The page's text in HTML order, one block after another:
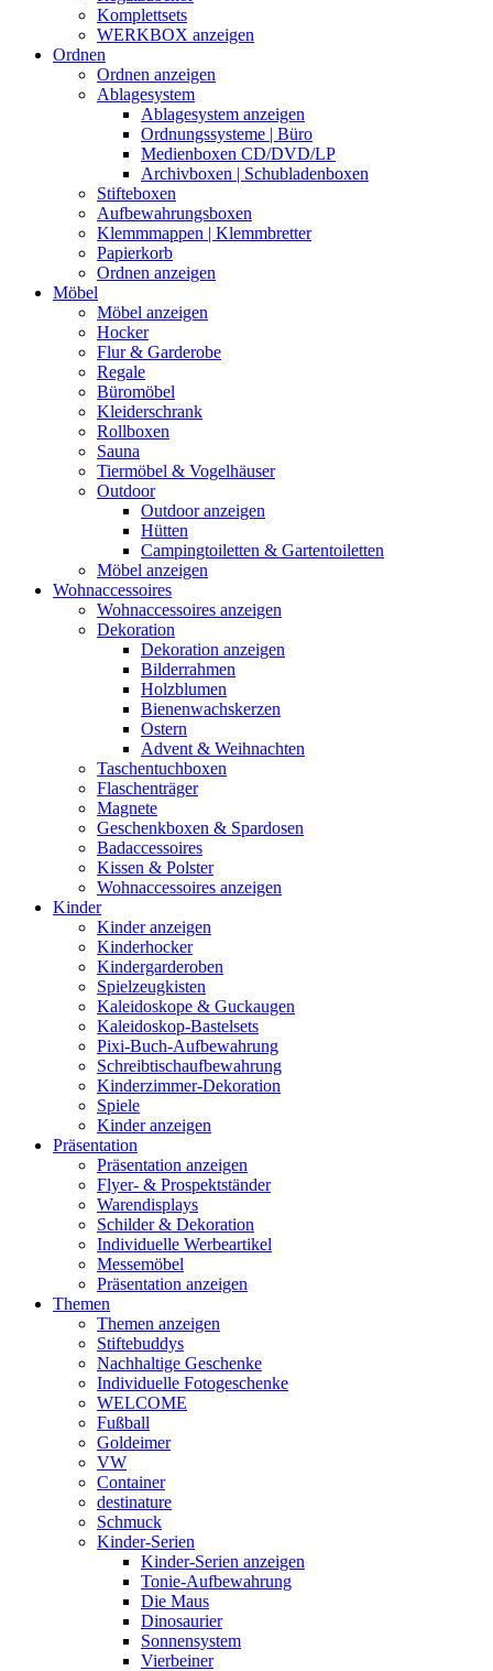
Komplettsets
WERKBOX anzeigen
Ordnen
Ordnen anzeigen
Ablagesystem
Ablagesystem anzeigen
Ordnungssysteme | Büro
Medienboxen CD/DVD/LP
Archivboxen | Schubladenboxen
Stifteboxen
Aufbewahrungsboxen
Klemmmappen | Klemmbretter
Papierkorb
Ordnen anzeigen
Möbel
Möbel anzeigen
Hocker
Flur & Garderobe
Regale
Büromöbel
Kleiderschrank
Rollboxen
Sauna
Tiermöbel & Vogelhäuser
Outdoor
Outdoor anzeigen
Hütten
Campingtoiletten & Gartentoiletten
Möbel anzeigen
Wohnaccessoires
Wohnaccessoires anzeigen
Dekoration
Dekoration anzeigen
Bilderrahmen
Holzblumen
Bienenwachskerzen
Ostern
Advent & Weihnachten
Taschentuchboxen
Flaschenträger
Magnete
Geschenkboxen & Spardosen
Badaccessoires
Kissen & Polster
Wohnaccessoires anzeigen
Kinder
Kinder anzeigen
Kinderhocker
Kindergarderoben
Spielzeugkisten
Kaleidoskope & Guckaugen
Kaleidoskop-Bastelsets
Pixi-Buch-Aufbewahrung
Schreibtischaufbewahrung
Kinderzimmer-Dekoration
Spiele
Kinder anzeigen
Präsentation
Präsentation anzeigen
Flyer- & Prospektständer
Warendisplays
Schilder & Dekoration
Individuelle Werbeartikel
Messemöbel
Präsentation anzeigen
Themen
Themen anzeigen
Stiftebuddys
Nachhaltige Geschenke
Individuelle Fotogeschenke
WELCOME
Fußball
Goldeimer
VW
Container
destinature
Schmuck
Kinder-Serien
Kinder-Serien anzeigen
Tonie-Aufbewahrung
Die Maus
Dinosaurier
Sonnensystem
Vierbeiner